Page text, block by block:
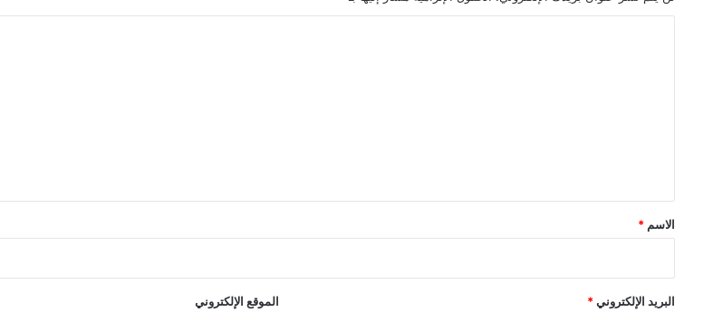
*
الاسم *
البريد الإلكتروني* الموقع الإلكتروني